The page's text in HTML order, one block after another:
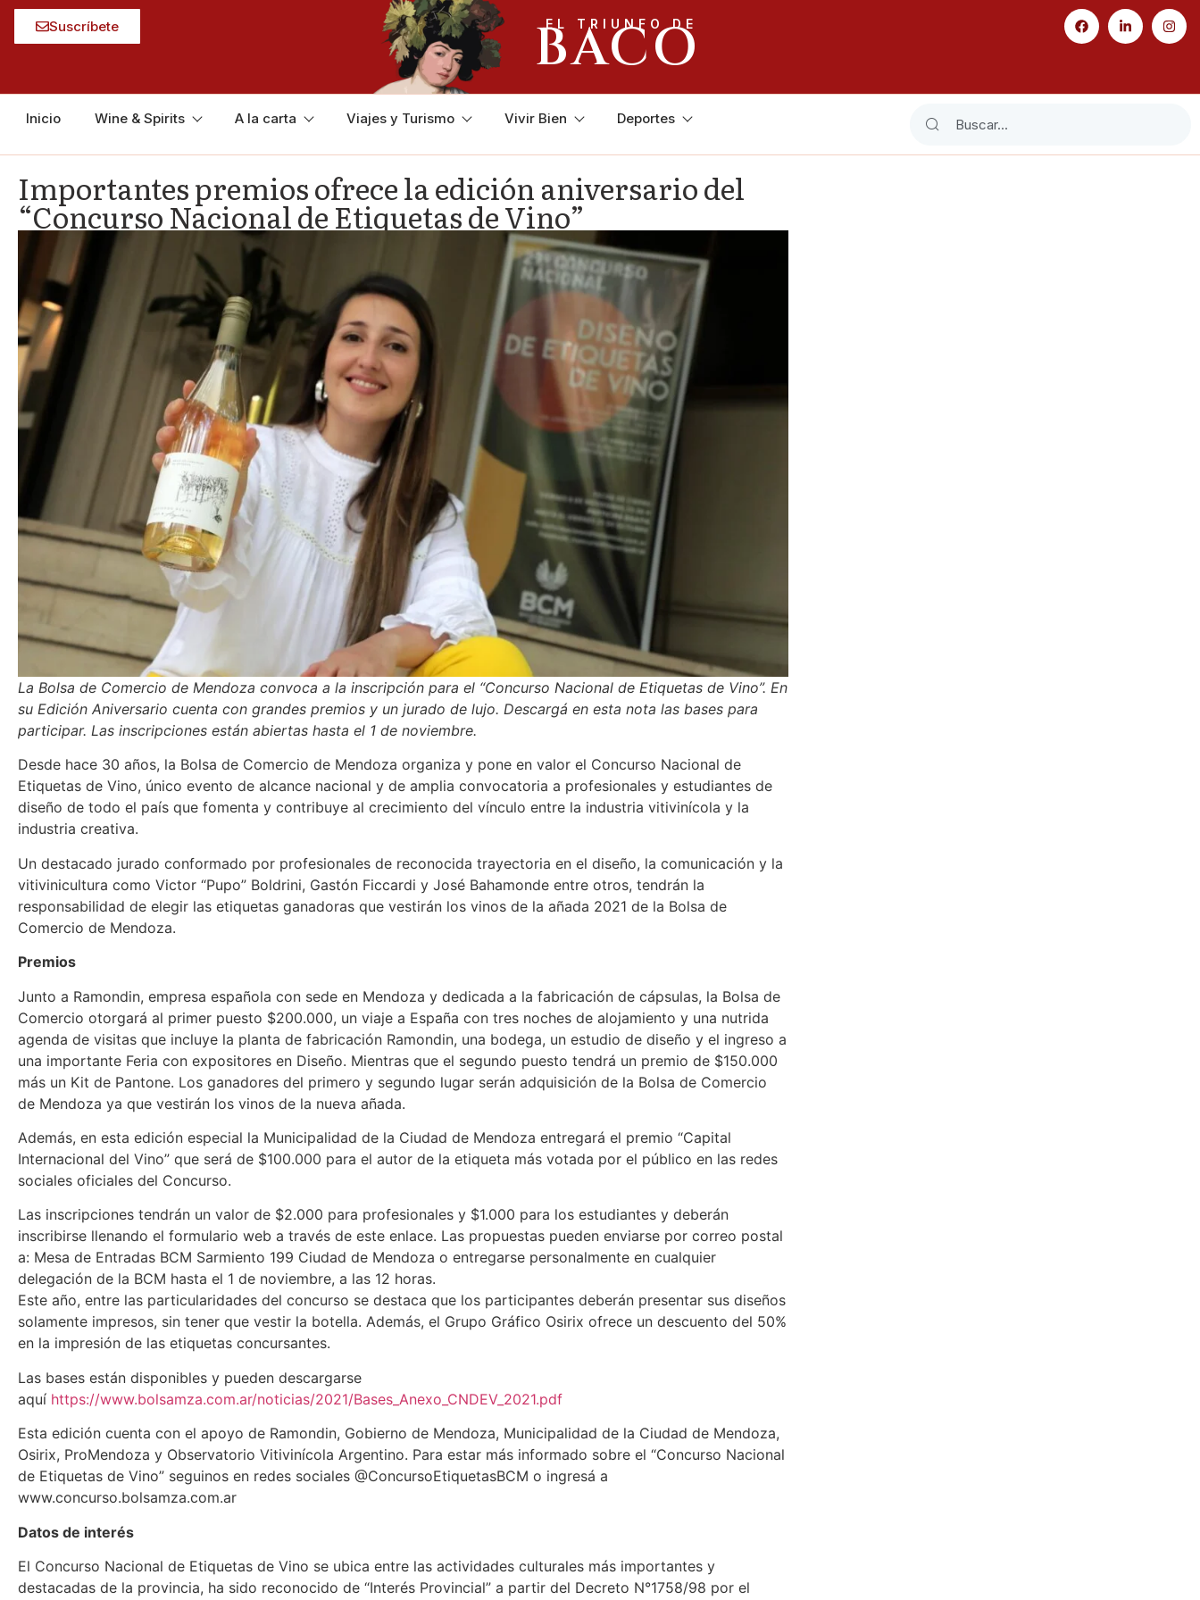
Suscríbete EL TRIUNFO DE
BACO
Inicio Wine & Spirits A la carta Viajes y Turismo Vivir Bien Deportes
Importantes premios ofrece la edición aniversario del
“Concurso Nacional de Etiquetas de Vino”
La Bolsa de Comercio de Mendoza convoca a la inscripción para el “Concurso Nacional de Etiquetas de Vino”. En
su Edición Aniversario cuenta con grandes premios y un jurado de lujo. Descargá en esta nota las bases para
participar. Las inscripciones están abiertas hasta el 1 de noviembre.
Desde hace 30 años, la Bolsa de Comercio de Mendoza organiza y pone en valor el Concurso Nacional de
Etiquetas de Vino, único evento de alcance nacional y de amplia convocatoria a profesionales y estudiantes de
diseño de todo el país que fomenta y contribuye al crecimiento del vínculo entre la industria vitivinícola y la
industria creativa.
Un destacado jurado conformado por profesionales de reconocida trayectoria en el diseño, la comunicación y la
vitivinicultura como Victor “Pupo” Boldrini, Gastón Ficcardi y José Bahamonde entre otros, tendrán la
responsabilidad de elegir las etiquetas ganadoras que vestirán los vinos de la añada 2021 de la Bolsa de
Comercio de Mendoza.
Premios
Junto a Ramondin, empresa española con sede en Mendoza y dedicada a la fabricación de cápsulas, la Bolsa de
Comercio otorgará al primer puesto $200.000, un viaje a España con tres noches de alojamiento y una nutrida
agenda de visitas que incluye la planta de fabricación Ramondin, una bodega, un estudio de diseño y el ingreso a
una importante Feria con expositores en Diseño. Mientras que el segundo puesto tendrá un premio de $150.000
más un Kit de Pantone. Los ganadores del primero y segundo lugar serán adquisición de la Bolsa de Comercio
de Mendoza ya que vestirán los vinos de la nueva añada.
Además, en esta edición especial la Municipalidad de la Ciudad de Mendoza entregará el premio “Capital
Internacional del Vino” que será de $100.000 para el autor de la etiqueta más votada por el público en las redes
sociales oficiales del Concurso.
Las inscripciones tendrán un valor de $2.000 para profesionales y $1.000 para los estudiantes y deberán
inscribirse llenando el formulario web a través de este enlace. Las propuestas pueden enviarse por correo postal
a: Mesa de Entradas BCM Sarmiento 199 Ciudad de Mendoza o entregarse personalmente en cualquier
delegación de la BCM hasta el 1 de noviembre, a las 12 horas.
Este año, entre las particularidades del concurso se destaca que los participantes deberán presentar sus diseños
solamente impresos, sin tener que vestir la botella. Además, el Grupo Gráfico Osirix ofrece un descuento del 50%
en la impresión de las etiquetas concursantes.
Las bases están disponibles y pueden descargarse
aquí https://www.bolsamza.com.ar/noticias/2021/Bases_Anexo_CNDEV_2021.pdf
Esta edición cuenta con el apoyo de Ramondin, Gobierno de Mendoza, Municipalidad de la Ciudad de Mendoza,
Osirix, ProMendoza y Observatorio Vitivinícola Argentino. Para estar más informado sobre el “Concurso Nacional
de Etiquetas de Vino” seguinos en redes sociales @ConcursoEtiquetasBCM o ingresá a
www.concurso.bolsamza.com.ar
Datos de interés
El Concurso Nacional de Etiquetas de Vino se ubica entre las actividades culturales más importantes y
destacadas de la provincia, ha sido reconocido de “Interés Provincial” a partir del Decreto N°1758/98 por el